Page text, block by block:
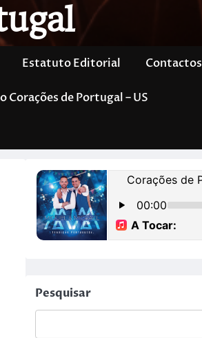
Estatuto Editorial Contactos
Corações de Portugal – US
Pesquisar